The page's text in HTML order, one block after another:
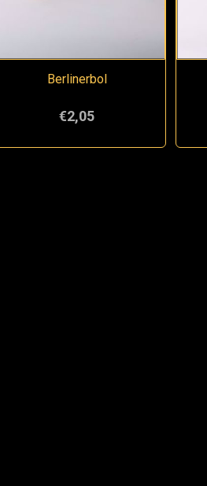
Berlinerbol
€2,05